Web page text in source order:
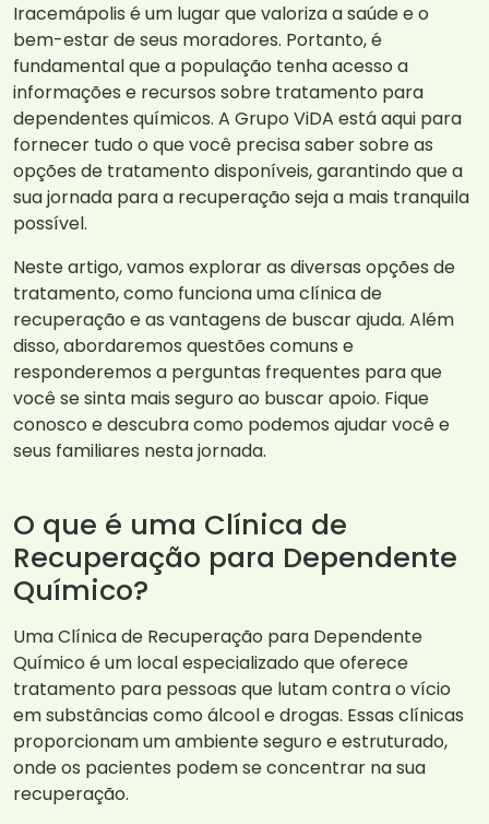
Iracemápolis é um lugar que valoriza a saúde e o
bem-estar de seus moradores. Portanto, é
fundamental que a população tenha acesso a
informações e recursos sobre tratamento para
dependentes químicos. A Grupo ViDA está aqui para
fornecer tudo o que você precisa saber sobre as
opções de tratamento disponíveis, garantindo que a
sua jornada para a recuperação seja a mais tranquila
possível.
Neste artigo, vamos explorar as diversas opções de
tratamento, como funciona uma clínica de
recuperação e as vantagens de buscar ajuda. Além
disso, abordaremos questões comuns e
responderemos a perguntas frequentes para que
você se sinta mais seguro ao buscar apoio. Fique
conosco e descubra como podemos ajudar você e
seus familiares nesta jornada.
O que é uma Clínica de
Recuperação para Dependente
Químico?
Uma Clínica de Recuperação para Dependente
Químico é um local especializado que oferece
tratamento para pessoas que lutam contra o vício
em substâncias como álcool e drogas. Essas clínicas
proporcionam um ambiente seguro e estruturado,
onde os pacientes podem se concentrar na sua
recuperação.